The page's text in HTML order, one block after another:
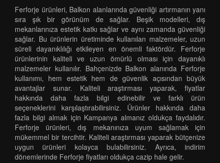
Ferforje ürünleri, Balkon alanlarında güvenliği artırmanın yanı
sıra şık bir görünüm de sağlar. Beşik modelleri, dış
mekanlarınıza estetik katkı sağlar ve aynı zamanda güvenliği
sağlar. Bu ürünlerin üretiminde kullanılan malzemeler, uzun
süreli dayanıklılığı etkileyen en önemli faktördür. Ferforje
ürünlerinin kaliteli ve uzun ömürlü olması için dayanıklı
malzemeler kullanılır. Bahçenizde Balkon alanında Ferforje
kullanımı, hem estetik hem de güvenlik açısından büyük
avantajlar sunar. Kaliteli araştırması yaparak, fiyatlar
hakkında daha fazla bilgi edinebilir ve farklı ürün
seçeneklerini karşılaştırabilirsiniz. Ürünler hakkında daha
fazla bilgi almak için Kampanya almanız oldukça faydalıdır.
Ferforje ürünleri, dış mekanınıza uyum sağlamak için
mükemmel bir tercihtir. Kaliteli araştırması yaparak bütçenize
uygun ürünleri kolayca bulabilirsiniz. Ayrıca, indirim
dönemlerinde Ferforje fiyatları oldukça cazip hale gelir.